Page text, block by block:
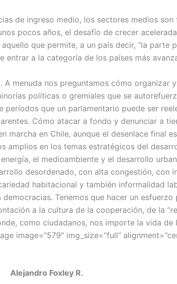
de ingreso medio, los sectores medios
pocos años, el desafío de crecer
que permite, a un país decir, “la parte
a la categoría de los países más
. A menuda nos preguntamos cómo organizar
políticas o gremiales que se
que un parlamentario puede ser
Cómo atacar a fondo y denunciar a
marcha en Chile, aunque el desenlace final
amplios en los temas estratégicos del
el medioambiente y el desarrollo
desordenado, con alta congestión, con
habitacional y también informalidad
Tenemos que hacer un
a la cultura de la cooperación, de la
como ciudadanos, nos importe la vida
image=”579″ img_size=”full”
Alejandro Foxley R.